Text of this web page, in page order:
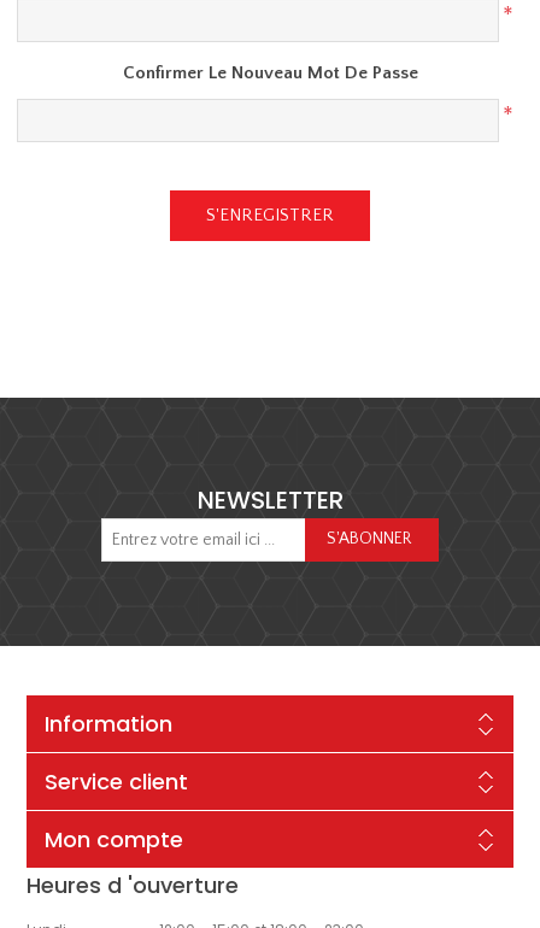
*
Confirmer Le Nouveau Mot De Passe
*
NEWSLETTER
Information
Service client
Mon compte
Heures d 'ouverture